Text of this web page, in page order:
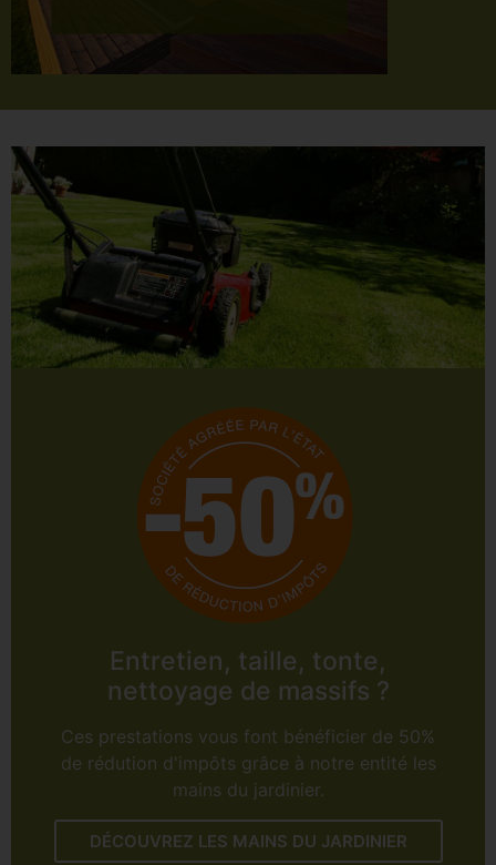
Entretien, taille, tonte,
nettoyage de massifs ?
Ces prestations vous font bénéficier de 50%
de rédution d'impôts grâce à notre entité les
mains du jardinier.
DÉCOUVREZ LES MAINS DU JARDINIER